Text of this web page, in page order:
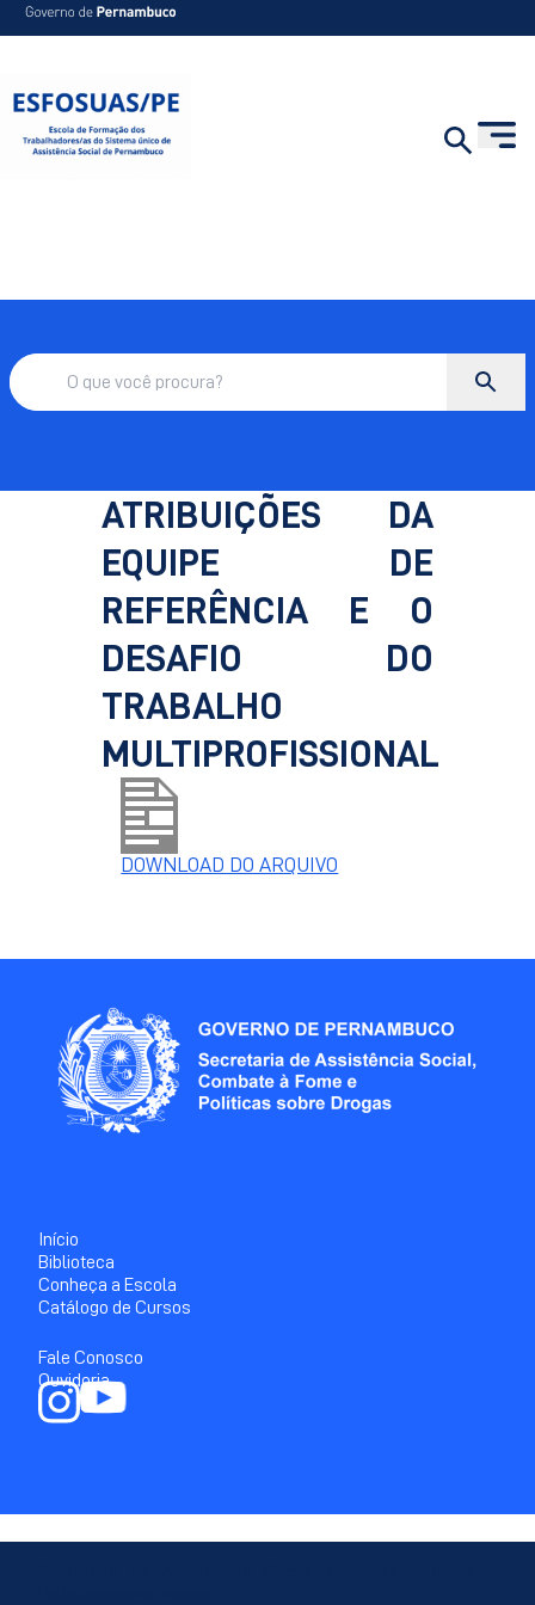
ATRIBUIÇÕES DA
EQUIPE DE
REFERÊNCIA E O
DESAFIO DO
TRABALHO
MULTIPROFISSIONAL
DOWNLOAD DO ARQUIVO
Início
Biblioteca
Conheça a Escola
Catálogo de Cursos
Fale Conosco
Ouvidoria